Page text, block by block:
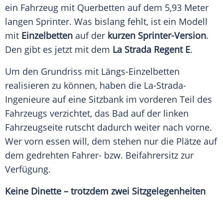
ein Fahrzeug mit Querbetten auf dem 5,93 Meter
langen Sprinter. Was bislang fehlt, ist ein Modell
mit Einzelbetten auf der kurzen Sprinter-Version.
Den gibt es jetzt mit dem La Strada Regent E.
Um den Grundriss mit Längs-Einzelbetten
realisieren zu können, haben die La-Strada-
Ingenieure auf eine Sitzbank im vorderen Teil des
Fahrzeugs verzichtet, das Bad auf der linken
Fahrzeugseite rutscht dadurch weiter nach vorne.
Wer vorn essen will, dem stehen nur die Plätze auf
dem gedrehten Fahrer- bzw. Beifahrersitz zur
Verfügung.
Keine Dinette – trotzdem zwei Sitzgelegenheiten